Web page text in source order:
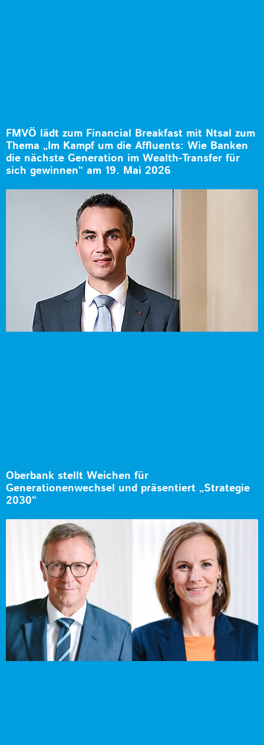
FMVÖ lädt zum Financial Breakfast mit Ntsal zum
Thema „Im Kampf um die Affluents: Wie Banken
die nächste Generation im Wealth-Transfer für
sich gewinnen“ am 19. Mai 2026
Oberbank stellt Weichen für
Generationenwechsel und präsentiert „Strategie
2030“